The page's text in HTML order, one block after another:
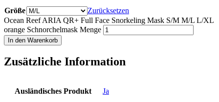
Größe
Zurücksetzen
Ocean Reef ARIA QR+ Full Face Snorkeling Mask S/M M/L L/XL
orange Schnorchelmask Menge
In den Warenkorb
Zusätzliche Information
Ausländisches Produkt Ja